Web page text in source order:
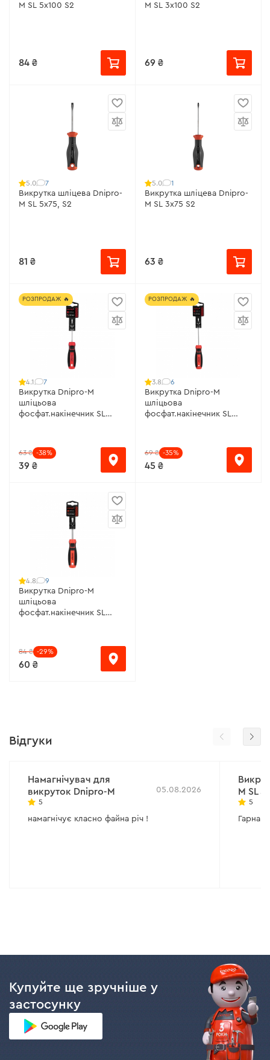
M SL 5х100 S2
84 ₴
M SL 3х100 S2
69 ₴
5.0 7
Викрутка шліцева Dnipro-
M SL 5х75, S2
81 ₴
5.0 1
Викрутка шліцева Dnipro-
M SL 3х75 S2
63 ₴
РОЗПРОДАЖ 🔥
4.1 7
Викрутка Dnipro-M
шліцьова
фосфат.накінечник SL
63 ₴ -38%
39 ₴
РОЗПРОДАЖ 🔥
3.8 6
Викрутка Dnipro-M
шліцьова
фосфат.накінечник SL
69 ₴ -35%
45 ₴
4.8 9
Викрутка Dnipro-M
шліцьова
фосфат.накінечник SL
84 ₴ -29%
60 ₴
Відгуки
Намагнічувач для
викруток Dnipro-M
5
05.08.2026
намагнічує класно файна річ !
M SL
5
Гарна
Купуйте ще зручніше у
застосунку